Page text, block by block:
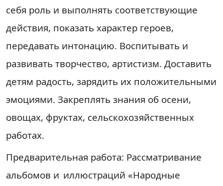
себя роль и выполнять соответствующие
действия, показать характер героев,
передавать интонацию. Воспитывать и
развивать творчество, артистизм. Доставить
детям радость, зарядить их положительными
эмоциями. Закреплять знания об осени,
овощах, фруктах, сельскохозяйственных
работах.
Предварительная работа: Рассматривание
альбомов и иллюстраций «Народные